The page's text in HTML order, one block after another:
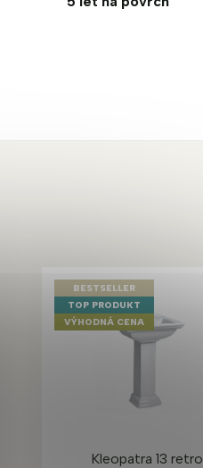
BESTSELLER
TOP PRODUKT
VÝHODNÁ CENA
Kleopatra 13 retro